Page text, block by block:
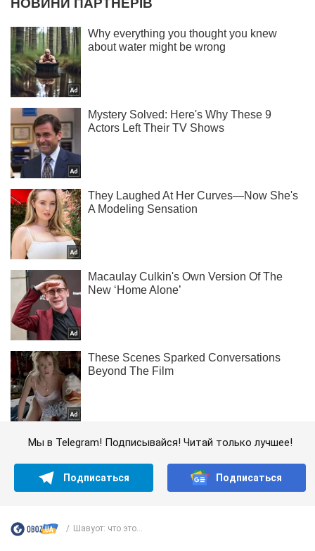
Мы в Telegram! Подписывайся! Читай только лучшее!
Подписаться Подписаться
Шавуот: что это...